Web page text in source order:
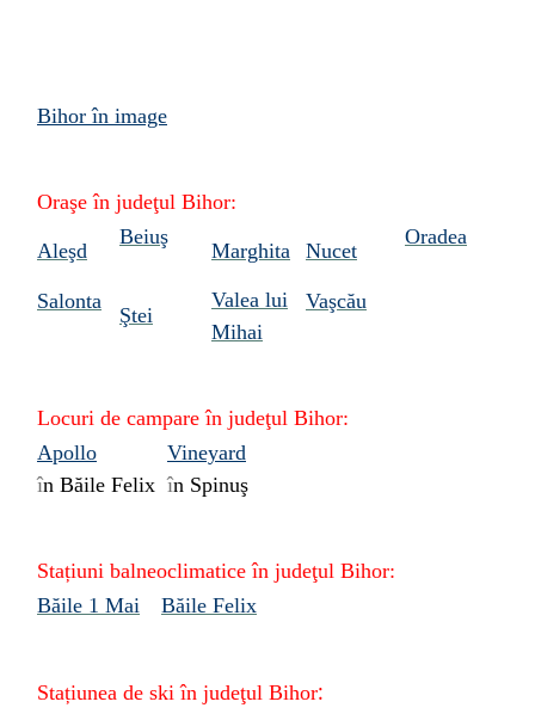
Bihor în image
Oraşe în judeţul Bihor:
Aleşd
Beiuş
Marghita Nucet
Oradea
Salonta
Ştei
Valea lui
Mihai
Vaşcău
Locuri de campare în judeţul Bihor:
Apollo
în Băile Felix
Vineyard
în Spinuş
Stațiuni balneoclimatice în judeţul Bihor:
Băile 1 Mai
Băile Felix
Stațiunea de ski în judeţul Bihor: